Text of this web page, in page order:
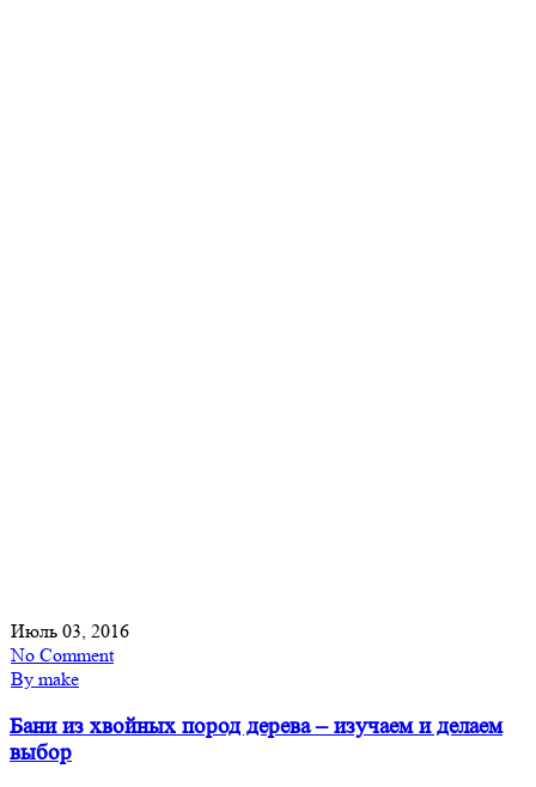
Июль 03, 2016
No Comment
By make
Бани из хвойных пород дерева – изучаем и делаем
выбор